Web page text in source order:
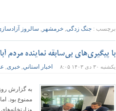
برچسب : جنگ زدگی, خرمشهر , سالروز
با پیگیری‌های بی‌سابقه نماینده مردم
یکشنبه ۳۰ دی ۱۴۰۳ ۸:۰۵ اخبار استاني خبری
به گزارش
ممنوع بود.